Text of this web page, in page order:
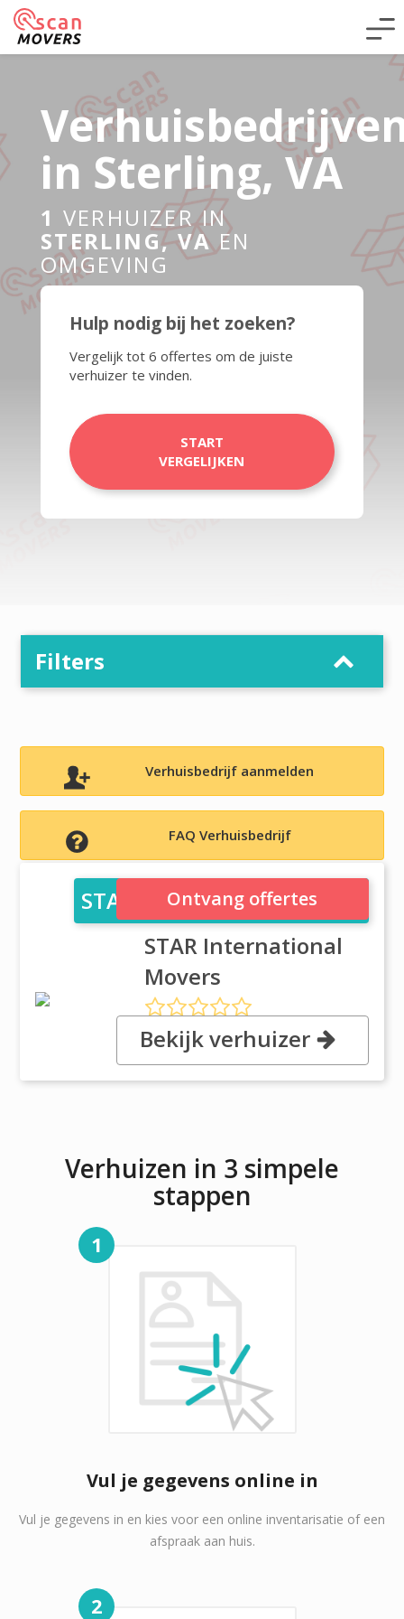
in Sterling, VA
1 VERHUIZER IN
STERLING, VA EN
OMGEVING
Hulp nodig bij het zoeken?
Vergelijk tot 6 offertes om de juiste
verhuizer te vinden.
START
VERGELIJKEN
Filters
Verhuisbedrijf aanmelden
FAQ Verhuisbedrijf
STAR International Movers
STAR International
Movers
, 21598 Atlantic Blvd #100, 20166
Sterling, VA
Ontvang offertes
Bekijk verhuizer
Verhuizen in 3 simpele
stappen
1
Vul je gegevens online in
Vul je gegevens in en kies voor een online inventarisatie of een
afspraak aan huis.
2